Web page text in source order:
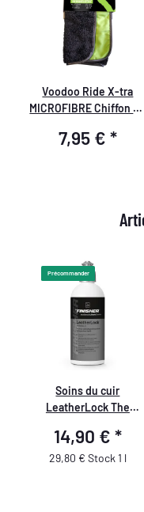
Voodoo Ride X-tra
MICROFIBRE Chiffon en
7,95 € *
Précommander
Soins du cuir
LeatherLock The
14,90 € *
29,80 € Stock 1 l